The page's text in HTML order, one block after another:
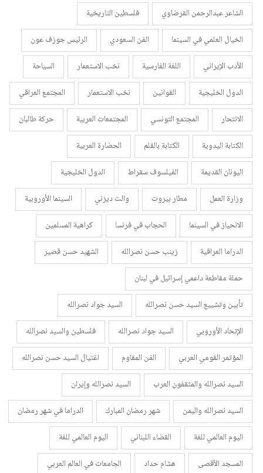
الشاعر عبدالرحمن القرضاوي
فلسطين التاريخية
الخيال العلمي في السينما
الفن السعودي
الرئيس جوزف عون
الأدب الإيراني
اللغة الفارسية نخب الاستعمار
السياحة
الدول الخليجية
القوانين نخب الاستعمار
المجتمع العراقي
الانتحار
المجتمع التونسي المجتمعات العربية
حركة طالبان
الكتابة اليدوية
الكتابة بالقلم
الحضارة العربية
اليونان القديمة
الفيلسوف سقراط
الدول الخليجية
وزارة العمل
مطار بيروت والت ديزني
السينما الأوروبية
الانحياز في السينما
الحجاب في فرنسا
كراهية المسلمين
الدراما العراقية
زينب حسن نصرالله
الشهيد حسن قصير
حملة مقاطعة داعمي إسرائيل في لبنان
تأبين وتشييع السيد حسن نصرالله
السيد جواد نصرالله
الإتحاد الأوروبي
السيد جواد نصرالله
فلسطين والسيد نصرالله
المؤتمر القومي العربي
الفن المقاوم
اغتيال السيد حسن نصرالله
السيد نصرالله والمثقفون العرب
السيد نصرالله وإيران
السيد نصرالله واليمن
شهر رمضان المبارك
الدراما في شهر رمضان
اليوم العالمي للغة
القضاء اللبناني
اليوم العالمي للغة
المسجد الأقصى
هشام حداد
الجامعات في العالم العربي